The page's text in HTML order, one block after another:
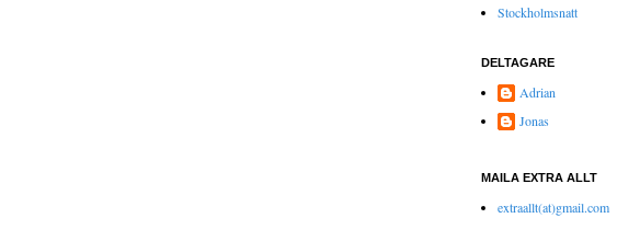
Stockholmsnatt
DELTAGARE
Adrian
Jonas
MAILA EXTRA ALLT
extraallt(at)gmail.com